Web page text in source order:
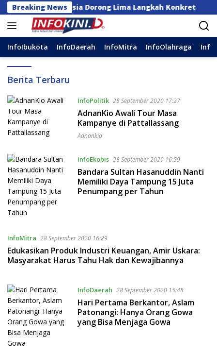
Langsung
ke
konten
Breaking News
Indonesia Dorong Lima Langkah Konkret
InfoIbukota InfoDaerah InfoMitra InfoOlahraga
Infokini.id
Berita Terbaru
InfoPolitik 28 September 2020 17:27
AdnanKio Awali Tour Masa
Kampanye di Pattallassang
Adnankio
InfoEkobis 28 September 2020 16:59
Bandara Sultan Hasanuddin Nanti
Memiliki Daya Tampung 15 Juta
Penumpang per Tahun
InfoMitra 28 September 2020 16:29
Edukasikan Produk Industri Keuangan, Amir Uskara:
Masyarakat Harus Tahu Hak dan Kewajibannya
InfoDaerah 28 September 2020 15:48
Hari Pertama Berkantor, Aslam
Patonangi: Hanya Orang Gowa
yang Bisa Menjaga Gowa